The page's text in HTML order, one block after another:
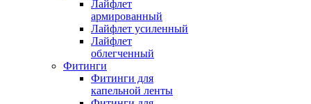
Лайфлет
армированный
Лайфлет усиленный
Лайфлет
облегченный
Фитинги
Фитинги для
капельной ленты